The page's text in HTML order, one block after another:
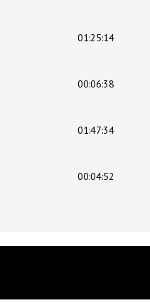
01:25:14
00:06:38
01:47:34
00:04:52